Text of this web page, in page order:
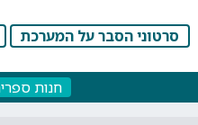
סרטוני הסבר על המערכת
חנות